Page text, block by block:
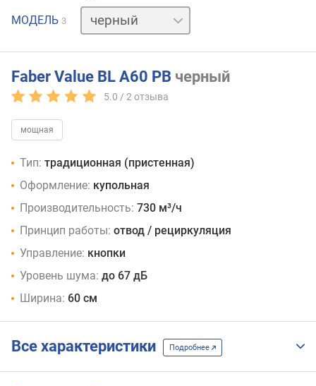
МОДЕЛЬ 3
белый
нержавейка
Faber Value BL A60 PB черный
5.0 /2 отзыва
мощная
Тип: традиционная (пристенная)
Оформление: купольная
Производительность: 730 м³/ч
Принцип работы: отвод / рециркуляция
Управление: кнопки
Уровень шума: до 67 дБ
Ширина: 60 см
Все характеристики Подробнее